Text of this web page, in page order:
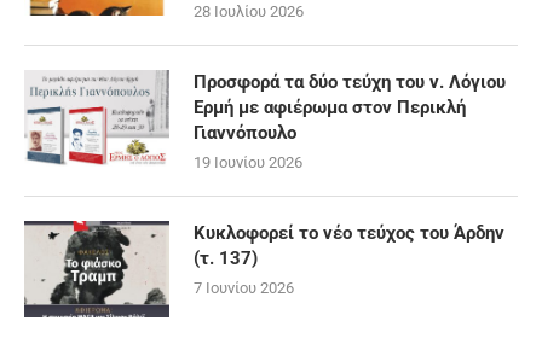
28 Ιουλίου 2026
Προσφορά τα δύο τεύχη του ν. Λόγιου
Ερμή με αφιέρωμα στον Περικλή
Γιαννόπουλο
19 Ιουνίου 2026
Κυκλοφορεί το νέο τεύχος του Άρδην
(τ. 137)
7 Ιουνίου 2026